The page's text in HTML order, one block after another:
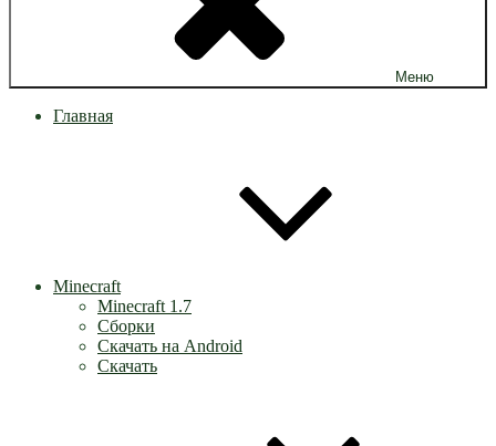
Меню
Главная
Minecraft
Minecraft 1.7
Сборки
Скачать на Android
Скачать